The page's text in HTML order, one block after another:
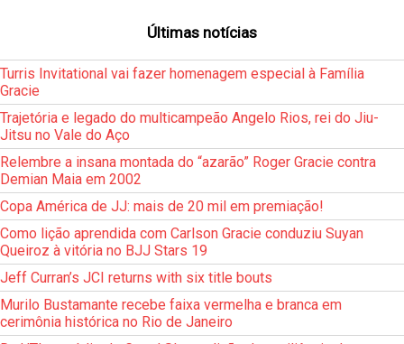
Últimas notícias
Turris Invitational vai fazer homenagem especial à Família
Gracie
Trajetória e legado do multicampeão Angelo Rios, rei do Jiu-
Jitsu no Vale do Aço
Relembre a insana montada do “azarão” Roger Gracie contra
Demian Maia em 2002
Copa América de JJ: mais de 20 mil em premiação!
Como lição aprendida com Carlson Gracie conduziu Suyan
Queiroz à vitória no BJJ Stars 19
Jeff Curran’s JCI returns with six title bouts
Murilo Bustamante recebe faixa vermelha e branca em
cerimônia histórica no Rio de Janeiro